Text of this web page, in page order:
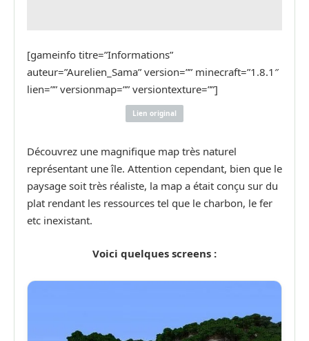
[gameinfo titre=”Informations”
auteur=”Aurelien_Sama” version=”” minecraft=”1.8.1″
lien=”” versionmap=”” versiontexture=””]
Lien original
Découvrez une magnifique map très naturel
représentant une île. Attention cependant, bien que le
paysage soit très réaliste, la map a était conçu sur du
plat rendant les ressources tel que le charbon, le fer
etc inexistant.
Voici quelques screens :